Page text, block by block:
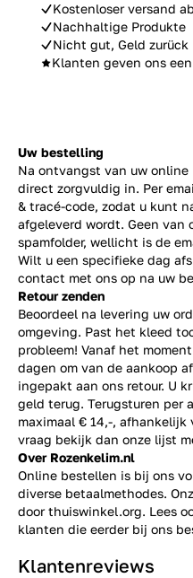
Kostenloser versand
Nachhaltige Produkte
Nicht gut, Geld zurück
Klanten geven ons
Uw bestelling
Na ontvangst van uw
direct zorgvuldig in. Per
& tracé-code, zodat u kunt
afgeleverd wordt. Geen van
spamfolder, wellicht is de
Wilt u een specifieke dag
contact met ons op na uw
Retour zenden
Beoordeel na levering uw
omgeving. Past het kleed
probleem! Vanaf het
dagen om van de aankoop
ingepakt aan ons retour. U
geld terug. Terugsturen per
maximaal € 14,-,
vraag bekijk dan onze lijst
Over Rozenkelim.nl
Online bestellen is bij ons
diverse betaalmethodes.
door thuiswinkel.org. Lees
klanten die eerder bij ons
Klantenreviews